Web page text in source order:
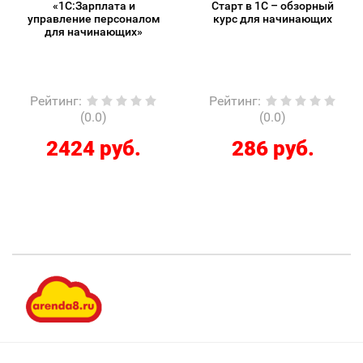
«1С:Зарплата и
управление персоналом
для начинающих»
Рейтинг:
(0.0)
2424 руб.
Старт в 1С – обзорный
курс для начинающих
Рейтинг:
(0.0)
286 руб.